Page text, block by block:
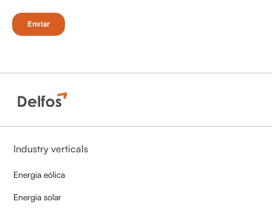
Industry verticals
Energia eólica
Energia solar